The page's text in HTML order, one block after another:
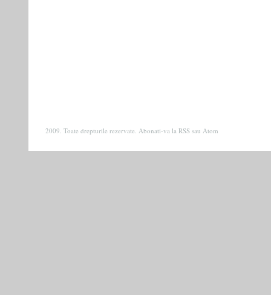
2009. Toate drepturile rezervate. Abonati-va la RSS sau Atom